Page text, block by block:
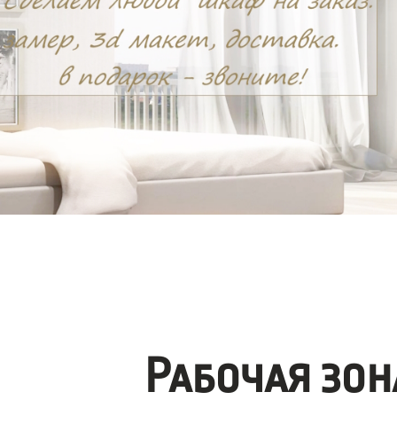
Рабочая